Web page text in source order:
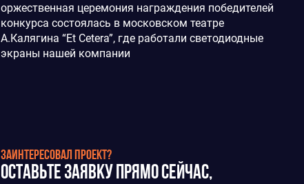
оржественная церемония награждения победителей
конкурса состоялась в московском театре
А.Калягина “Et Cetera”, где работали светодиодные
экраны нашей компании
Заинтересовал проект?
Оставьте заявку прямо сейчас,